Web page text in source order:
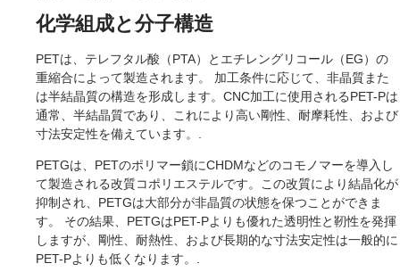
化学組成と分子構造
PETは、テレフタル酸（PTA）とエチレングリコール（EG）の
重縮合によって製造されます。 加工条件に応じて、非晶質また
は半結晶質の構造を形成します。CNC加工に使用されるPET-Pは
通常、半結晶質であり、これにより高い剛性、耐摩耗性、および
寸法安定性を備えています。.
PETGは、PETのポリマー鎖にCHDMなどのコモノマーを導入し
て製造される改質コポリエステルです。この改質により結晶化が
抑制され、PETGは大部分が非晶質の状態を保つことができま
す。 その結果、PETGはPET-Pよりも優れた透明性と靭性を発揮
しますが、剛性、耐熱性、および長期的な寸法安定性は一般的に
PET-Pよりも低くなります。.